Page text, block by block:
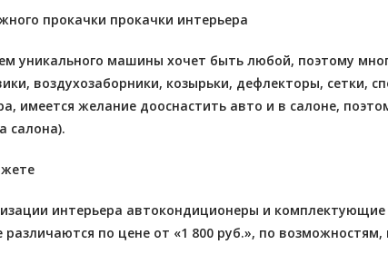
прокачки прокачки интерьера
уникального машины хочет быть любой, поэтому
воздухозаборники, козырьки, дефлекторы,
имеется желание дооснастить авто и в салоне,
салона).
интерьера автокондиционеры и
различаются по цене от «1 800 руб.», по